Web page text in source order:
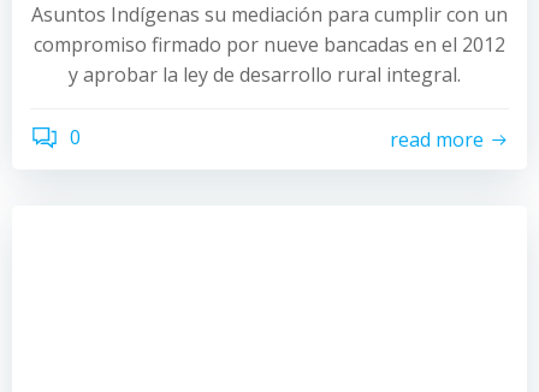
Asuntos Indígenas su mediación para cumplir con un
compromiso firmado por nueve bancadas en el 2012
y aprobar la ley de desarrollo rural integral.
0 read more